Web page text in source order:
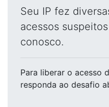
Seu IP fez
acessos
conosco.
Para liberar o acesso
responda ao desafio